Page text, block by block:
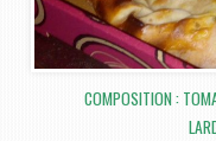
COMPOSITION :